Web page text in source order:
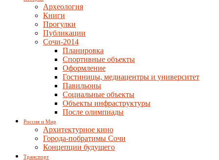
Археология
Книги
Прогулки
Публикации
Сочи-2014
Планировка
Спортивные объекты
Оформление
Гостиницы, медиацентры и университет
Павильоны
Социальные объекты
Объекты инфраструктуры
После олимпиады
Россия и Мир
Архитектурное кино
Города-побратимы Сочи
Концепции будущего
Транспорт